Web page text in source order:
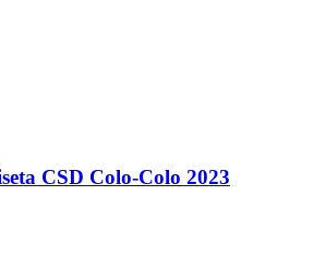
CSD Colo-Colo 2023